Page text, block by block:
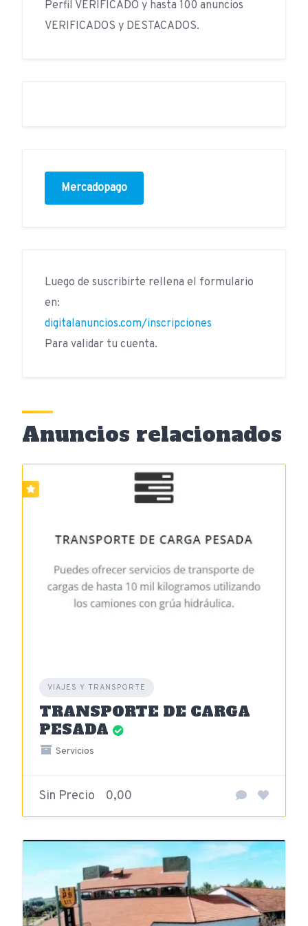
Perfil VERIFICADO y hasta 100 anuncios
VERIFICADOS y DESTACADOS.
Mercadopago
Luego de suscribirte rellena el formulario
en:
digitalanuncios.com/inscripciones
Para validar tu cuenta.
Anuncios relacionados
VIAJES Y TRANSPORTE
TRANSPORTE DE CARGA
PESADA
Servicios
Sin Precio 0,00